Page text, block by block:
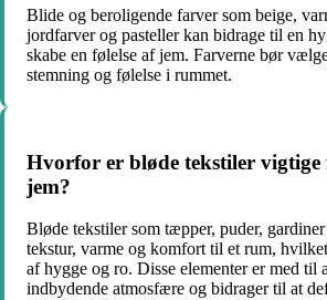
Blide og beroligende farver som beige,
jordfarver og pasteller kan bidrage til en
skabe en følelse af jem. Farverne bør
stemning og følelse i rummet.
Hvorfor er bløde tekstiler vigtige
jem?
Bløde tekstiler som tæpper, puder,
tekstur, varme og komfort til et rum,
af hygge og ro. Disse elementer er med til
indbydende atmosfære og bidrager til at